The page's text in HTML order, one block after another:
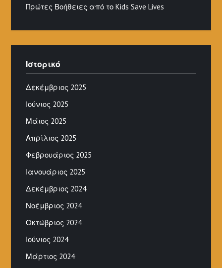
Πρώτες Βοήθειες από το Kids Save Lives
Ιστορικό
Δεκέμβριος 2025
Ιούνιος 2025
Μάιος 2025
Απρίλιος 2025
Φεβρουάριος 2025
Ιανουάριος 2025
Δεκέμβριος 2024
Νοέμβριος 2024
Οκτώβριος 2024
Ιούνιος 2024
Μάρτιος 2024